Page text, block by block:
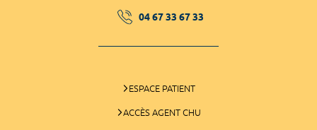
04 67 33 67 33
ESPACE PATIENT
ACCÈS AGENT CHU